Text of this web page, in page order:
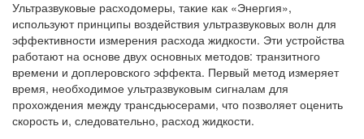
Ультразвуковые расходомеры, такие как «Энергия»,
используют принципы воздействия ультразвуковых волн для
эффективности измерения расхода жидкости. Эти устройства
работают на основе двух основных методов: транзитного
времени и доплеровского эффекта. Первый метод измеряет
время, необходимое ультразвуковым сигналам для
прохождения между трансдьюсерами, что позволяет оценить
скорость и, следовательно, расход жидкости.